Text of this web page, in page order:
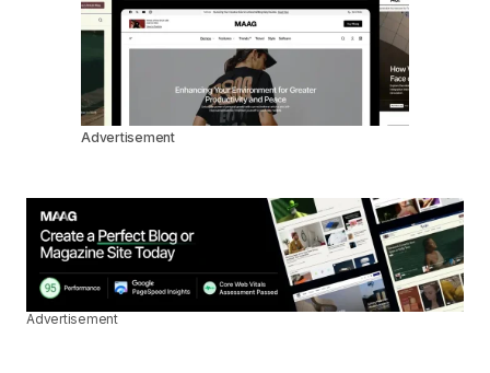
Advertisement
Advertisement